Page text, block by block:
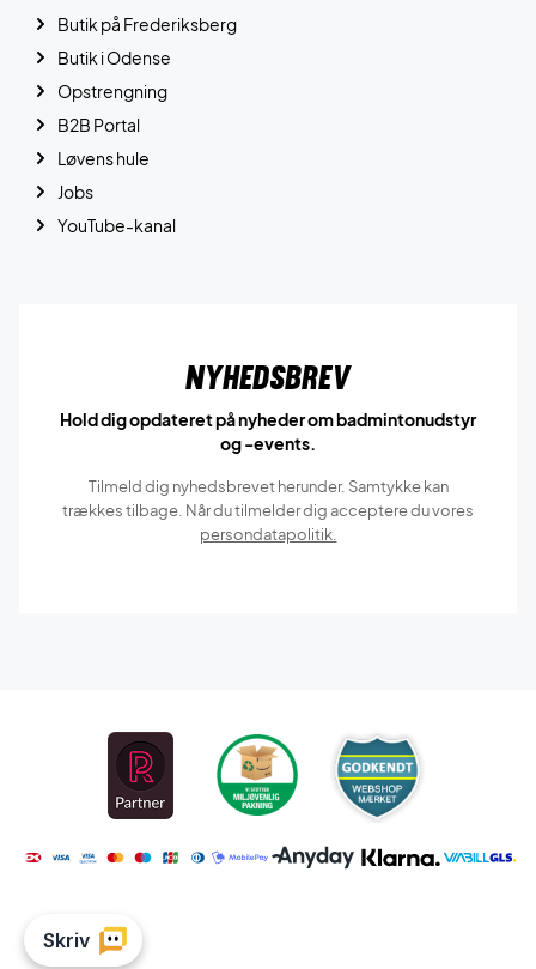
Butik på Frederiksberg
Butik i Odense
Opstrengning
B2B Portal
Løvens hule
Jobs
YouTube-kanal
Nyhedsbrev
Hold dig opdateret på nyheder om badmintonudstyr
og -events.
Tilmeld dig nyhedsbrevet herunder. Samtykke kan
trækkes tilbage. Når du tilmelder dig acceptere du vores
persondatapolitik.